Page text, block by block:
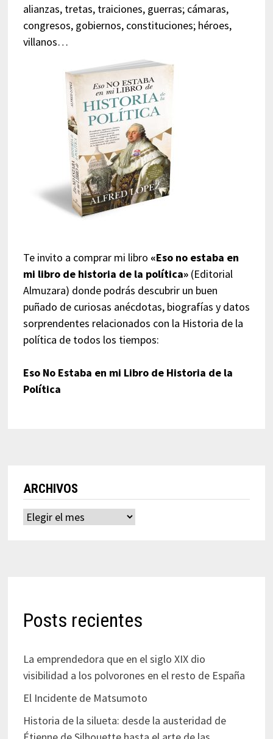
alianzas, tretas, traiciones, guerras; cámaras,
congresos, gobiernos, constituciones; héroes,
villanos…
Te invito a comprar mi libro «Eso no estaba en
mi libro de historia de la política»(Editorial
Almuzara) donde podrás descubrir un buen
puñado de curiosas anécdotas, biografías y datos
sorprendentes relacionados con la Historia de la
política de todos los tiempos:
Eso No Estaba en mi Libro de Historia de la
Política
ARCHIVOS
Archivos
Posts recientes
La emprendedora que en el siglo XIX dio
visibilidad a los polvorones en el resto de España
El Incidente de Matsumoto
Historia de la silueta: desde la austeridad de